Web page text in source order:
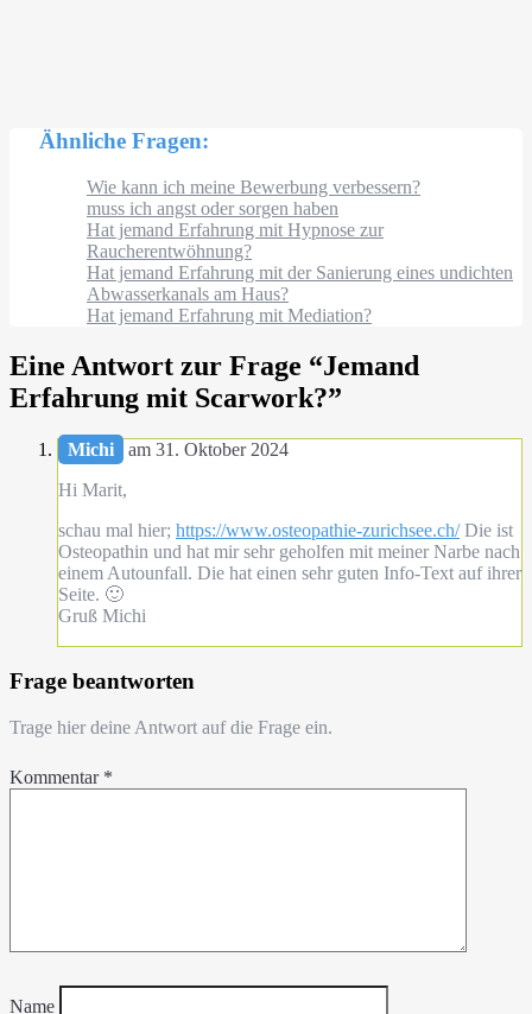
Ähnliche Fragen:
Wie kann ich meine Bewerbung verbessern?
muss ich angst oder sorgen haben
Hat jemand Erfahrung mit Hypnose zur
Raucherentwöhnung?
Hat jemand Erfahrung mit der Sanierung eines undichten
Abwasserkanals am Haus?
Hat jemand Erfahrung mit Mediation?
Eine Antwort zur Frage “Jemand
Erfahrung mit Scarwork?”
Michi
am 31. Oktober 2024
Hi Marit,
schau mal hier; https://www.osteopathie-zurichsee.ch/Die ist
Osteopathin und hat mir sehr geholfen mit meiner Narbe nach
einem Autounfall. Die hat einen sehr guten Info-Text auf ihrer
Seite. 🙂
Gruß Michi
Frage beantworten
Trage hier deine Antwort auf die Frage ein.
Kommentar *
Name